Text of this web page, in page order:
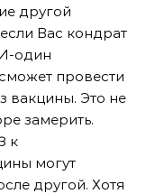
другой
Вас кондрат
один
провести
вакцины. Это не
замерить.
к
могут
другой. Хотя